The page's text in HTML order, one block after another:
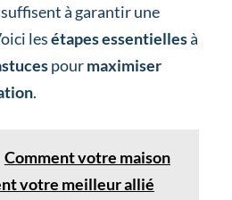
à garantir une
lesétapes essentiellesà
pourmaximiser
.
Comment votre maison
votre meilleur allié